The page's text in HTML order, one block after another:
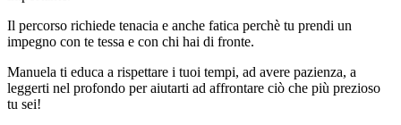
Il percorso richiede tenacia e anche fatica perchè tu prendi un
impegno con te tessa e con chi hai di fronte.
Manuela ti educa a rispettare i tuoi tempi, ad avere pazienza, a
leggerti nel profondo per aiutarti ad affrontare ciò che più prezioso
tu sei!